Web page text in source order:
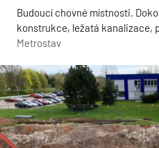
Budoucí chovné místnosti.
konstrukce, ležatá kanalizace,
Metrostav